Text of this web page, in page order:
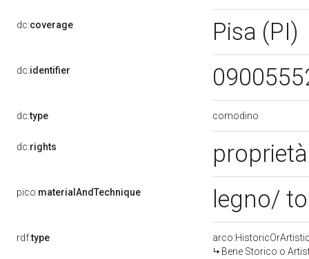
dc:coverage Pisa (PI)
dc:identifier
dc:type comodino
dc:rights
pico:materialAndTechnique legno/
rdf:type
Bene Storico o